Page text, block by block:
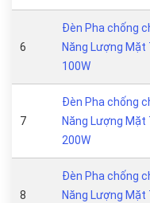
6
Đèn Pha chống
Năng Lượng Mặt
100W
7
Đèn Pha chống
Năng Lượng Mặt
200W
8
Đèn Pha chống
Năng Lượng Mặt